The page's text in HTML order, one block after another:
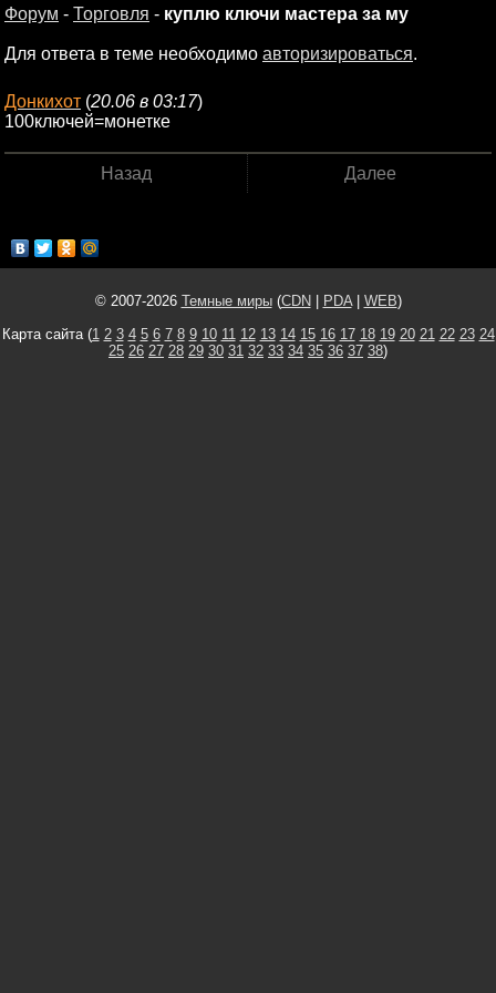
Форум - Торговля - куплю ключи мастера за му
Для ответа в теме необходимо авторизироваться.
Донкихот (20.06 в 03:17)
100ключей=монетке
Назад Далее
© 2007-2026 Темные миры(CDN PDA| WEB)
Карта сайта (1 2 3 4 5 6 7 8 9 10 11 12 13 14 15 16 17 18 19 20 21 22 23 24
25 26 27 28 29 30 31 32 33 34 35 36 37 38)